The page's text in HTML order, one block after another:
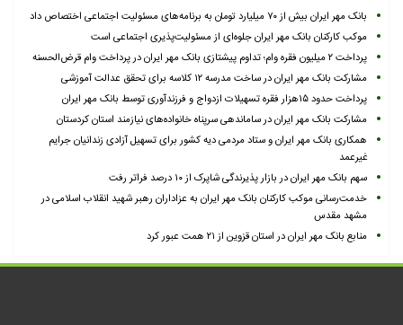
بانک مهر ایران بیش از ۷۰ میلیارد تومان به برنامه‌های مسئولیت اجتماعی اختصاص داد
موکب کارکنان بانک مهر ایران جلوه‌ای از مسئولیت‌پذیری اجتماعی است
پرداخت ۲ میلیون فقره وام؛ تداوم پیشتازی بانک مهر ایران در پرداخت وام قرض‌الحسنه
مشارکت بانک مهر ایران در ساخت مدرسه ۱۲ کلاسه برای تحقق عدالت آموزشی
پرداخت حدود ۱۵هزار فقره تسهیلات ازدواج و فرزندآوری توسط بانک مهر ایران
مشارکت بانک مهر ایران در ساماندهی سرپناه خانواده‌های نیازمند استان کردستان
همکاری بانک مهر ایران و ستاد مردمی دیه کشور برای تسهیل آزادی زندانیان جرایم
غیرعمد
سهم بانک مهر ایران در بازار پذیرندگی شاپرک از ۱۰ درصد فراتر رفت
خدمت‌رسانی موکب کارکنان بانک مهر ایران به عزاداران رهبر شهید انقلاب اسلامی در
مشهد مقدس
منابع بانک مهر ایران در استان قزوین از ۲۱ همت عبور کرد